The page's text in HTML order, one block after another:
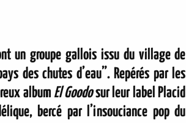
un groupe gallois issu du village de
des chutes d’eau”. Repérés par les
album El Goodosur leur label Placid
bercé par l’insouciance pop du